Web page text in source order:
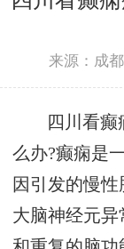
来源：成
四川看
么办?癫痫是
因引发的慢
大脑神经元